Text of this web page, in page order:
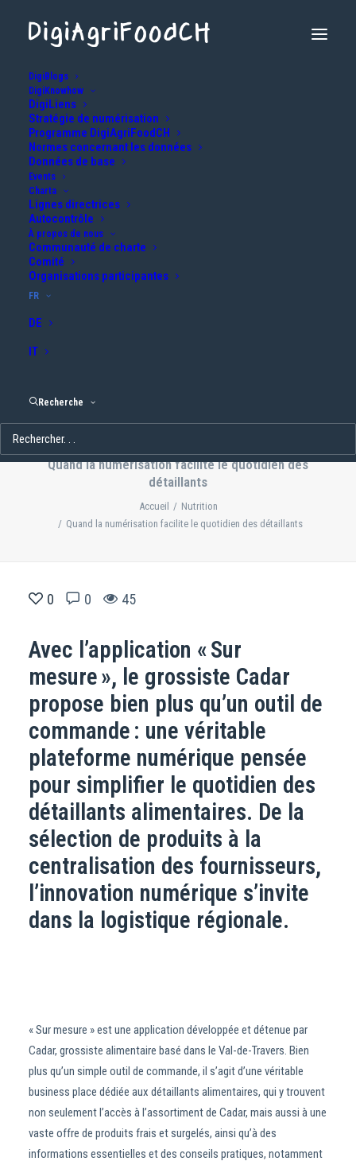
DigiBlogs
DigiKnowhow
DigiLiens
Stratégie de numérisation
Programme DigiAgriFoodCH
Normes concernant les données
Données de base
Events
Charta
Lignes directrices
Autocontrôle
À propos de nous
Communauté de charte
Comité
Organisations participantes
FR
DE
IT
Recherche
Quand la numérisation facilite le
quotidien des détaillants
8 DÉCEMBRE 2025 IN NUTRITION
BYDAVID.STEINER@BLW.ADMIN.CH
Quand la numérisation facilite le quotidien des
détaillants
Accueil
Nutrition
Quand la numérisation facilite le quotidien des détaillants
0 0 45
Avec l’application « Sur
mesure », le grossiste Cadar
propose bien plus qu’un outil de
commande : une véritable
plateforme numérique pensée
pour simplifier le quotidien des
détaillants alimentaires. De la
sélection de produits à la
centralisation des fournisseurs,
l’innovation numérique s’invite
dans la logistique régionale.
« Sur mesure » est une application développée et détenue par
Cadar, grossiste alimentaire basé dans le Val-de-Travers. Bien
plus qu’un simple outil de commande, il s’agit d’une véritable
business place dédiée aux détaillants alimentaires, qui y trouvent
non seulement l’accès à l’assortiment de Cadar, mais aussi à une
vaste offre de produits frais et surgelés, ainsi qu’à des
informations essentielles et des conseils pratiques, notamment